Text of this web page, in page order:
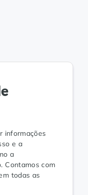
informações
e a
a
Contamos com
todas as